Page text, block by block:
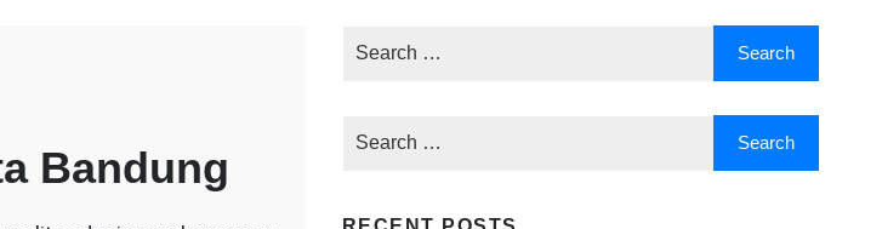
Bandung